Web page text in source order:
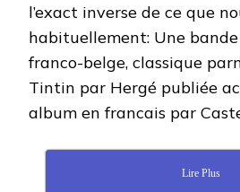
l’exact inverse de ce que
habituellement: Une bande
franco-belge, classique
Tintin par Hergé publiée
album en francais par
Lire Plus